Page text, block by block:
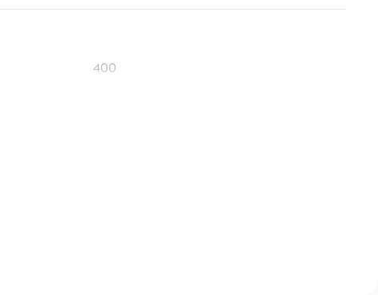
400